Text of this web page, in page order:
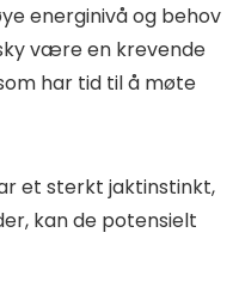
energinivå og behov
være en krevende
har tid til å møte
et sterkt jaktinstinkt,
kan de potensielt